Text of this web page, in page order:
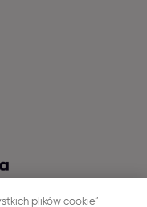
plików cookie”